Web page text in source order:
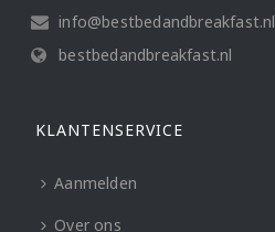
info@bestbedandbreakfast.nl
bestbedandbreakfast.nl
KLANTENSERVICE
Aanmelden
Over ons